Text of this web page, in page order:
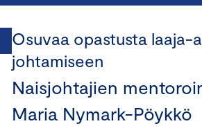
Osuvaa opastusta laaja-
johtamiseen
Naisjohtajien
Maria Nymark-Pöykkö